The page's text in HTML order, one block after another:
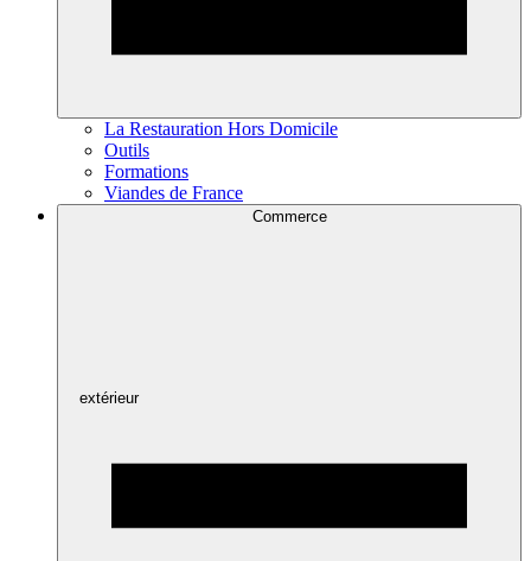
La Restauration Hors Domicile
Outils
Formations
Viandes de France
Commerce
extérieur